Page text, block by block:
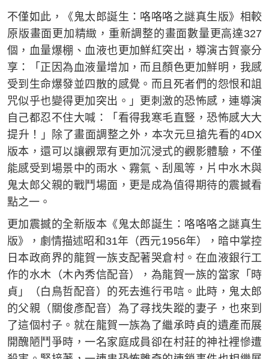
不僅如此，《鬼太郎誕生：咯咯咯之謎真生版》相較
原版畫面更加精緻，重新調整的畫面數量更高達327
個，血量爆棚、血液也更加鮮紅突出，導演古賀豪分
享：「正因為血液量增加，而且顏色更加鮮明，我感
受到生命爆發並四散的感覺。而且死者們的怨恨和詛
咒似乎也變得更加突出。」更刺激的恐怖感，連導演
自己都忍不住大喊：「看得我寒毛直豎，恐怖感大大
提升！」除了畫面調整之外，本次元旦搶先看的4DX
版本，還可以讓觀眾有更加沉浸式的觀影體驗，不僅
能感受到場景中的雨水、霧氣、刮風等，片中水木與
鬼太郎父親的戰鬥場面，更是成為值得期待的震撼看
點之一。
更加震撼的全新版本《鬼太郎誕生：咯咯咯之謎真生
版》，劇情描述昭和31年（西元1956年），暗中掌控
日本政商界的龍賀一族支配著哭倉村。在血液銀行工
作的水木（木內秀信配音），為龍賀一族的當家「時
貞」（白鳥哲配音）的死去進行弔唁。此時，鬼太郎
的父親（關俊彥配音）為了尋找失蹤的妻子，也來到
了這個村子。就在龍賀一族為了繼承時貞的遺產而展
開醜陋鬥爭時，一名家庭成員卻在村莊的神社裡慘遭